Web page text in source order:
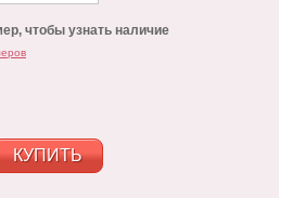
чтобы узнать наличие
КУПИТЬ